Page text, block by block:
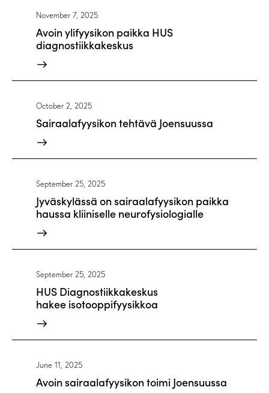
November 7, 2025
Avoin ylifyysikon paikka HUS
diagnostiikkakeskus
October 2, 2025
Sairaalafyysikon tehtävä Joensuussa
September 25, 2025
Jyväskylässä on sairaalafyysikon paikka
haussa kliiniselle neurofysiologialle
September 25, 2025
HUS Diagnostiikkakeskus
hakee isotooppifyysikkoa
June 11, 2025
Avoin sairaalafyysikon toimi Joensuussa